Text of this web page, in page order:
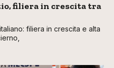
filiera in crescita tra
filiera in crescita e alta